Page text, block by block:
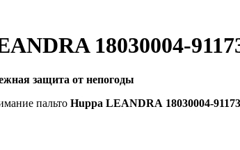
18030004-
защита от непогоды
пальто Huppa LEANDRA 18030004-91173